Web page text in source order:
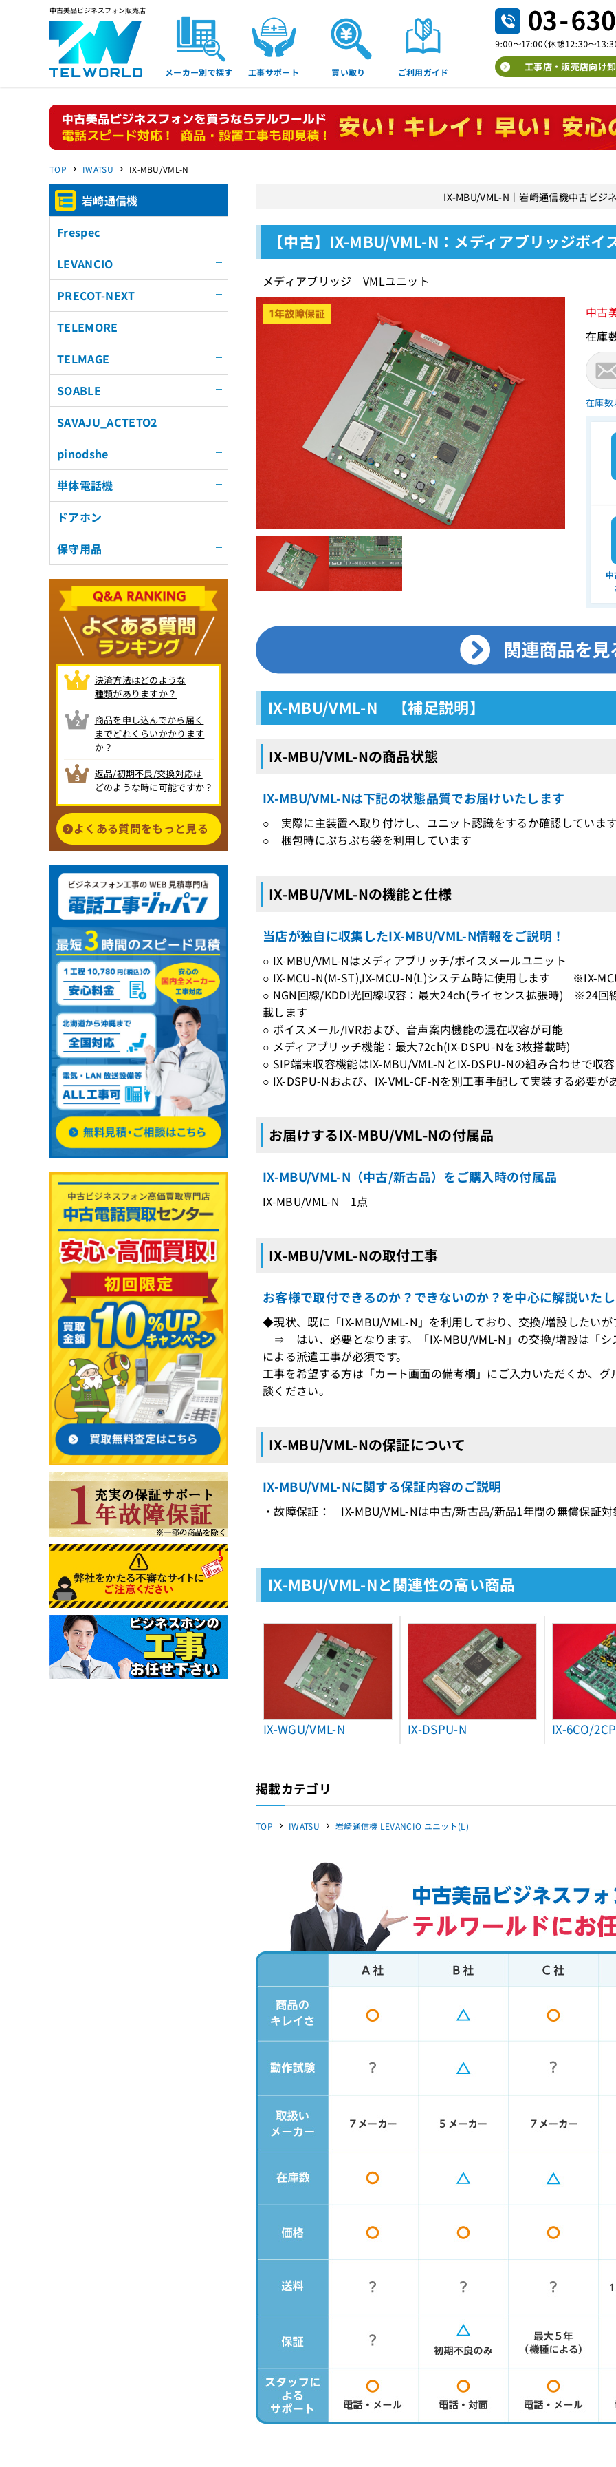
中古美品ビジネスフォン販売店
メーカー別で探す 工事サポート 買い取り ご利用ガイド 工事店・販売店向け
TOP IWATSU IX-MBU/VML-N
IX-MBU/VML-N｜岩崎通信機中古ビジ
【中古】IX-MBU/VML-N：メディアブリッジボイ
メディアブリッジ VMLユニット
中古
在庫
在庫数
IX-MBU/VML-N 【補足説明】
IX-MBU/VML-Nの商品状態
IX-MBU/VML-Nは下記の状態品質でお届けいたします
○ 実際に主装置へ取り付けし、ユニット認識をするか確認していま
○ 梱包時にぷちぷち袋を利用しています
IX-MBU/VML-Nの機能と仕様
当店が独自に収集したIX-MBU/VML-N情報をご説明！
○ IX-MBU/VML-Nはメディアブリッチ/ボイスメールユニット
○ IX-MCU-N(M-ST),IX-MCU-N(L)システム時に使用します ※IX-
○ NGN回線/KDDI光回線収容：最大24ch(ライセンス拡張時) ※24回
載します
○ ボイスメール/IVRおよび、音声案内機能の混在収容が可能
○ メディアブリッチ機能：最大72ch(IX-DSPU-Nを3枚搭載時)
○ SIP端末収容機能はIX-MBU/VML-NとIX-DSPU-Nの組み合わせで収
○ IX-DSPU-Nおよび、IX-VML-CF-Nを別工事手配して実装する必要が
お届けするIX-MBU/VML-Nの付属品
IX-MBU/VML-N（中古/新古品）をご購入時の付属品
IX-MBU/VML-N 1点
IX-MBU/VML-Nの取付工事
お客様で取付できるのか？できないのか？を中心に解説いた
◆現状、既に「IX-MBU/VML-N」を利用しており、交換/増設したい
⇒ はい、必要となります。「IX-MBU/VML-N」の交換/増設は「シ
による派遣工事が必須です。
工事を希望する方は「カート画面の備考欄」にご入力いただくか、グ
談ください。
IX-MBU/VML-Nの保証について
IX-MBU/VML-Nに関する保証内容のご説明
・故障保証： IX-MBU/VML-Nは中古/新古品/新品1年間の無償保証対
IX-MBU/VML-Nと関連性の高い商品
IX-WGU/VML-N IX-DSPU-N IX-6CO/2CP
掲載カテゴリ
TOP IWATSU 岩崎通信機 LEVANCIO ユニット(L)
岩崎通信機
Frespec
LEVANCIO
PRECOT-NEXT
TELEMORE
TELMAGE
SOABLE
SAVAJU_ACTETO2
pinodshe
単体電話機
ドアホン
保守用品
決済方法はどのような
種類がありますか？
商品を申し込んでから届く
までどれくらいかかります
か？
返品/初期不良/交換対応は
どのような時に可能ですか？
よくある質問をもっと見る